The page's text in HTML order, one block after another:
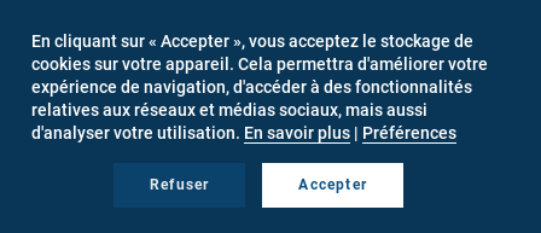
Mentions légales
Newsletter
En cliquant sur « Accepter », vous acceptez le stockage de
cookies sur votre appareil. Cela permettra d'améliorer votre
expérience de navigation, d'accéder à des fonctionnalités
relatives aux réseaux et médias sociaux, mais aussi
d'analyser votre utilisation. En savoir plus | Préférences
Refuser Accepter